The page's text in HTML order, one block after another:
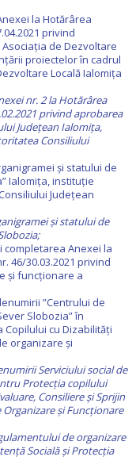
la Hotărârea
privind
de Dezvoltare
proiectelor în cadrul
Locală Ialomiţa
nr. 2 la Hotărârea
privind aprobarea
Județean Ialomița,
Consiliului
şi statului de
Ialomița, instituţie
Judeţean
și statului de
Anexei la
46/30.03.2021 privind
şi funcţionare a
”Centrului de
Slobozia” în
Copilului cu Dizabilități
organizare și
Serviciului social de
Protecția copilului
Consiliere și Sprijin
şi Funcţionare
de organizare
Socială și Protecția